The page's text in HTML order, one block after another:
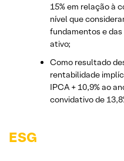
15% em relação à
nível que
fundamentos e
ativo;
Como resultado
rentabilidade
IPCA + 10,9% ao
convidativo de
ESG